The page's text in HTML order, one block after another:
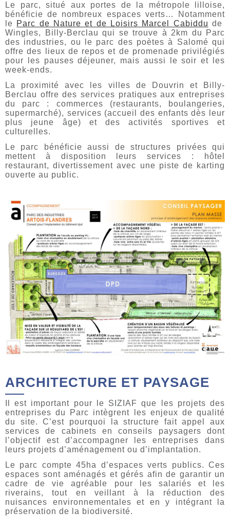
Le parc, situé aux portes de la métropole lilloise,
bénéficie de nombreux espaces verts… Notamment
le Parc de Nature et de Loisirs Marcel Cabiddu de
Wingles, Billy-Berclau qui se trouve à 2km du Parc
des industries, ou le parc des poètes à Salomé qui
offre des lieux de repos et de promenade privilégiés
pour les pauses déjeuner, mais aussi le soir et les
week-ends.
La proximité avec les villes de Douvrin et Billy-
Berclau offre des services pratiques aux entreprises
du parc : commerces (restaurants, boulangeries,
supermarché), services (accueil des enfants dès leur
plus jeune âge) et des activités sportives et
culturelles.
Le parc bénéficie aussi de structures privées qui
mettent à disposition leurs services : hôtel
restaurant, divertissement avec une piste de karting
ouverte au public.
ARCHITECTURE ET PAYSAGE
Il est important pour le SIZIAF que les projets des
entreprises du Parc intègrent les enjeux de qualité
du site. C’est pourquoi la structure fait appel aux
services de cabinets en conseils paysagers dont
l’objectif est d’accompagner les entreprises dans
leurs projets d’aménagement ou d’implantation.
Le parc compte 45ha d’espaces verts publics. Ces
espaces sont aménagés et gérés afin de garantir un
cadre de vie agréable pour les salariés et les
riverains, tout en veillant à la réduction des
nuisances environnementales et en y intégrant la
préservation de la biodiversité.